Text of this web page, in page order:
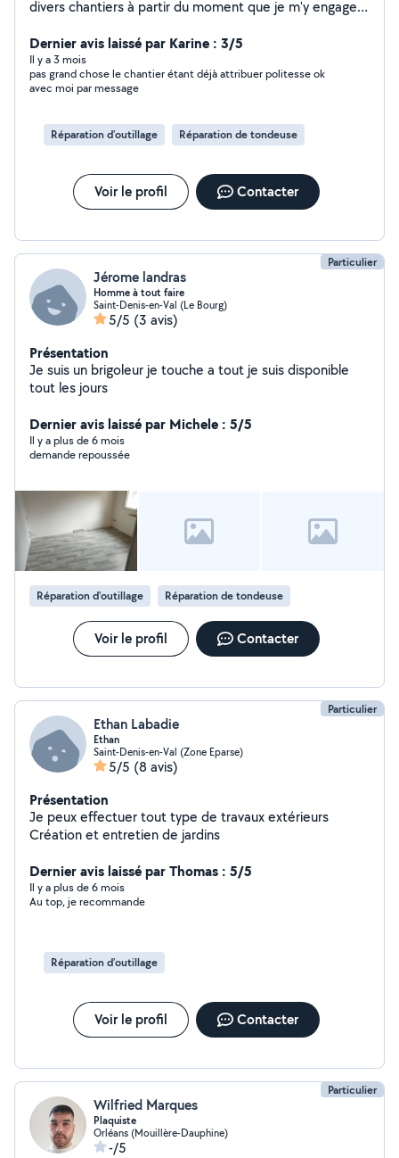
divers chantiers à partir du moment que je m'y engage
Dernier avis laissé par Karine : 3/5
Il y a 3 mois
pas grand chose le chantier étant déjà attribuer politesse ok
avec moi par message
Réparation d’outillage Réparation de tondeuse
Voir le profil Contacter
Particulier
Jérome landras
Homme à tout faire
Saint-Denis-en-Val (Le Bourg)
5/5 (3 avis)
Présentation
Je suis un brigoleur je touche a tout je suis disponible
tout les jours
Dernier avis laissé par Michele : 5/5
Il y a plus de 6 mois
demande repoussée
Réparation d’outillage Réparation de tondeuse
Voir le profil Contacter
Particulier
Ethan Labadie
Ethan
Saint-Denis-en-Val (Zone Eparse)
5/5 (8 avis)
Présentation
Je peux effectuer tout type de travaux extérieurs
Création et entretien de jardins
Dernier avis laissé par Thomas : 5/5
Il y a plus de 6 mois
Au top, je recommande
Réparation d’outillage
Voir le profil Contacter
Particulier
Wilfried Marques
Plaquiste
Orléans (Mouillère-Dauphine)
-/5